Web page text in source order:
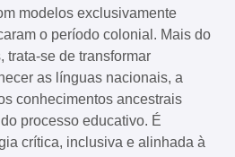
modelos exclusivamente
o período colonial. Mais do
trata-se de transformar
as línguas nacionais, a
conhecimentos ancestrais
processo educativo. É
crítica, inclusiva e alinhada à